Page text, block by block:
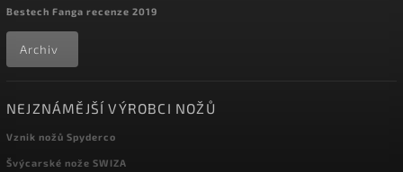
Bestech Fanga recenze 2019
Archiv
NEJZNÁMĚJŠÍ VÝROBCI NOŽŮ
Vznik nožů Spyderco
Švýcarské nože SWIZA